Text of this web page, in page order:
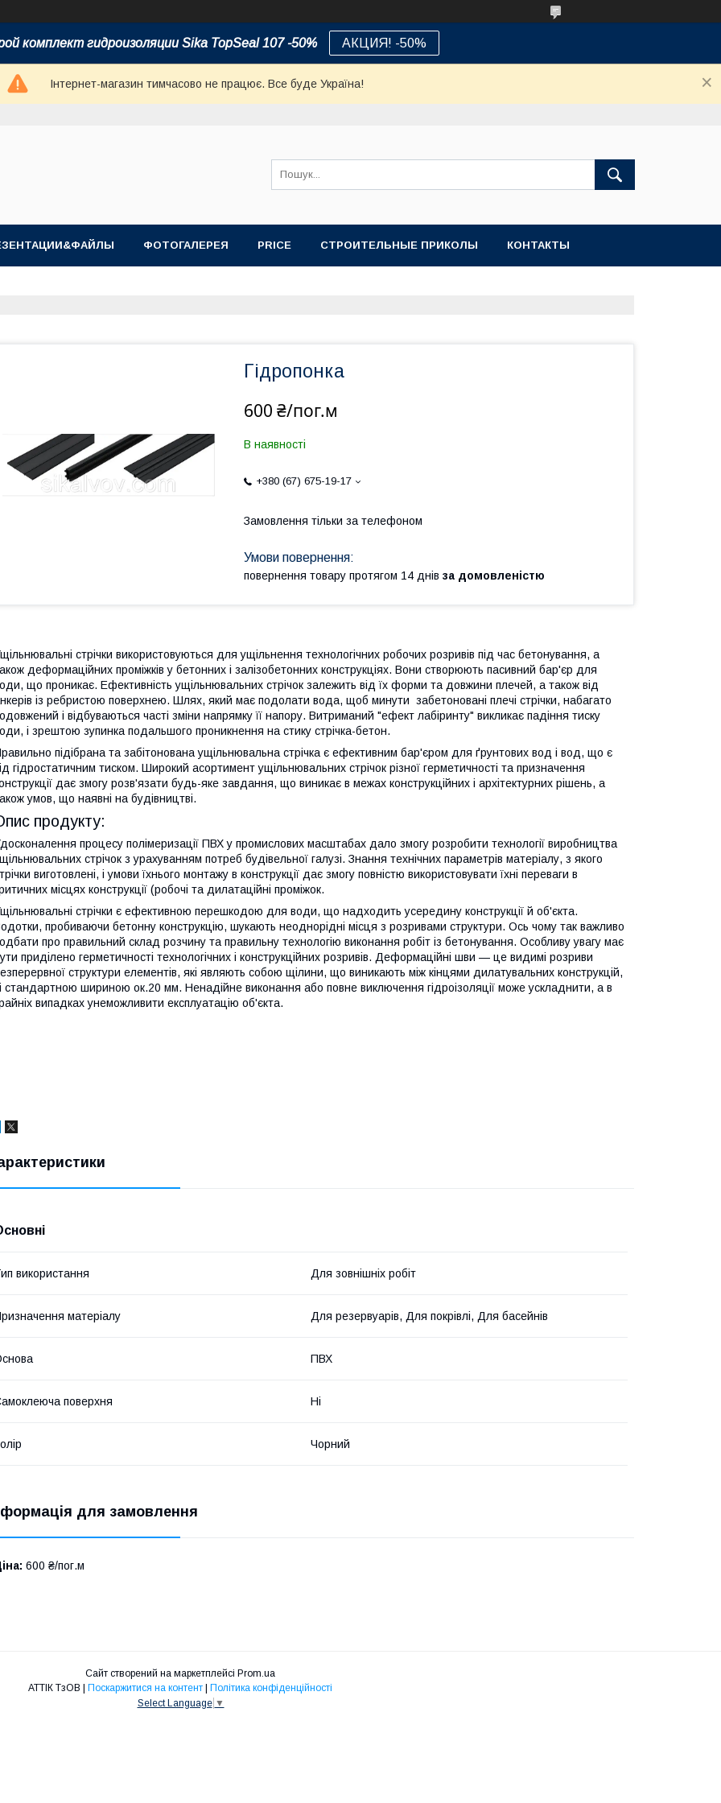
комплект гидроизоляции Sika TopSeal 107 -50% АКЦИЯ! -50%
Інтернет-магазин тимчасово не працює. Все буде Україна!
ФОТОГАЛЕРЕЯ PRICE СТРОИТЕЛЬНЫЕ ПРИКОЛЫ КОНТАКТЫ
Гідропонка
600 ₴/пог.м
В наявності
+380 (67) 675-19-17
Замовлення тільки за телефоном
повернення товару протягом 14 днів за домовленістю
стрічки використовуються для ущільнення технологічних робочих розривів під час бетонування, а
деформаційних проміжків у бетонних і залізобетонних конструкціях. Вони створюють пасивний бар'єр для
що проникає. Ефективність ущільнювальних стрічок залежить від їх форми та довжини плечей, а також від
із ребристою поверхнею. Шлях, який має подолати вода, щоб минути забетоновані плечі стрічки, набагато
і відбуваються часті зміни напрямку її напору. Витриманий "ефект лабіринту" викликає падіння тиску
і зрештою зупинка подальшого проникнення на стику стрічка-бетон.
підібрана та забітонована ущільнювальна стрічка є ефективним бар'єром для ґрунтових вод і вод, що є
гідростатичним тиском. Широкий асортимент ущільнювальних стрічок різної герметичності та призначення
дає змогу розв'язати будь-яке завдання, що виникає в межах конструкційних і архітектурних рішень, а
умов, що наявні на будівництві.
продукту:
процесу полімеризації ПВХ у промислових масштабах дало змогу розробити технології виробництва
стрічок з урахуванням потреб будівельної галузі. Знання технічних параметрів матеріалу, з якого
виготовлені, і умови їхнього монтажу в конструкції дає змогу повністю використовувати їхні переваги в
місцях конструкції (робочі та дилатаційні проміжок.
стрічки є ефективною перешкодою для води, що надходить усередину конструкції й об'єкта.
пробиваючи бетонну конструкцію, шукають неоднорідні місця з розривами структури. Ось чому так важливо
про правильний склад розчину та правильну технологію виконання робіт із бетонування. Особливу увагу має
приділено герметичності технологічних і конструкційних розривів. Деформаційні шви — це видимі розриви
структури елементів, які являють собою щілини, що виникають між кінцями дилатувальних конструкцій,
стандартною шириною ок.20 мм. Ненадійне виконання або повне виключення гідроізоляції може ускладнити, а в
випадках унеможливити експлуатацію об'єкта.
використання Для зовнішніх робіт
матеріалу Для резервуарів, Для покрівлі, Для басейнів
ПВХ
поверхня Ні
Чорний
для замовлення
600 ₴/пог.м
Сайт створений на маркетплейсі Prom.ua
Поскаржитися на контент
Політика конфіденційності
Select Language ▼